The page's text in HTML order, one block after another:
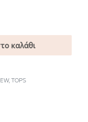
καλάθι
, TOPS